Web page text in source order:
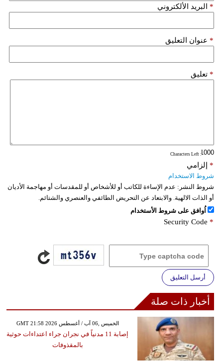
البريد الألكتروني *
عنوان التعليق *
تعليق *
: Characters Left
إلزامي *
شروط الاستخدام
شروط النشر: عدم الإساءة للكاتب أو للأشخاص أو للمقدسات أو مهاجمة الأديان
أو الذات الالهية. والابتعاد عن التحريض الطائفي والعنصري والشتائم.
اُوافق على شروط الأستخدام
Security Code *
أرسل التعليق
أخبار ذات صلة
GMT 21:58 2026 الخميس ,06 آب / أغسطس
إصابة 11 مدنياً في نجران جراء اعتداءات حوثية
بالمقذوفات